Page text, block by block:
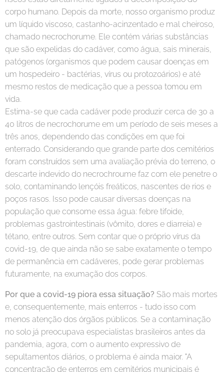
corpo humano. Depois da morte, nosso organismo produz
um líquido viscoso, castanho-acinzentado e mal cheiroso,
chamado necrochorume. Ele contém várias substâncias
que são expelidas do cadáver, como água, sais minerais,
patógenos (organismos que podem causar doenças em
um hospedeiro - bactérias, vírus ou protozoários) e até
mesmo restos de medicação que a pessoa tomou em
vida.
Estima-se que cada cadáver pode produzir cerca de 30 a
40 litros de necrochorume em um período de seis meses a
três anos, dependendo das condições em que foi
enterrado. Considerando que grande parte dos cemitérios
foram construídos sem uma avaliação prévia do terreno, o
descarte indevido do necrochroume faz com ele penetre o
solo, contaminando lençóis freáticos, nascentes de rios e
poços rasos. Isso pode causar diversas doenças na
população que consome essa água: febre tifoide,
problemas gastrointestinais (vômito, dores e diarreia) e
tétano, entre outros. Sem contar que o próprio vírus da
covid-19, de que ainda não se sabe exatamente o tempo
de permanência em cadáveres, pode gerar problemas
futuramente, na exumação dos corpos.
Por que a covid-19 piora essa situação? São mais mortes
e, consequentemente, mais enterros - tudo isso com
menos atenção dos órgãos públicos. Se a contaminação
no solo já preocupava especialistas brasileiros antes da
pandemia, agora, com o aumento expressivo de
sepultamentos diários, o problema é ainda maior. "A
concentração de enterros em cemitérios municipais é